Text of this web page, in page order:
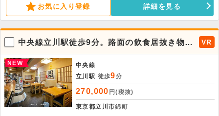
客、近隣住民など幅広い客層へのアプローチが期待できます。約12.89
坪で少人数での営業にも適した広さとなっており、ラーメン店や居酒
屋、韓国料理店、カフェなど幅広い飲食業態をご検討いただけます。集
客力の高いエリアで出店をお考えの方におすすめの物件です。
お気に入り登録 詳細を見る
中央線立川駅徒歩9分。路面の飲食居抜き物件
が出ました！
VR
NEW
中央線
立川駅 徒歩9分
270,000 円(税抜)
東京都立川市錦町